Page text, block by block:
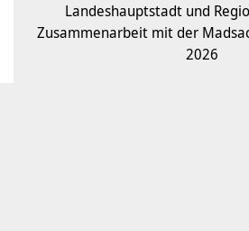
Landeshauptstadt und
Zusammenarbeit mit der
2026